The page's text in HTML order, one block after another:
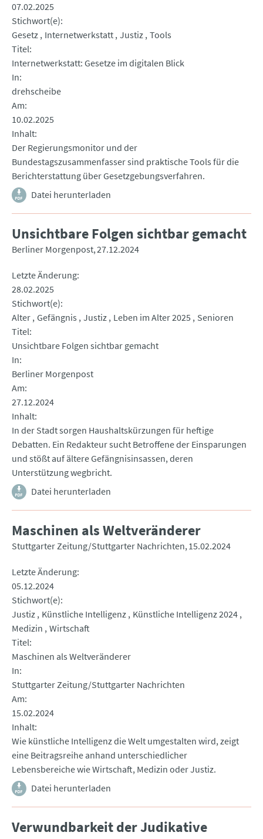
07.02.2025
Stichwort(e)
Gesetz Internetwerkstatt Justiz Tools
Titel
Internetwerkstatt: Gesetze im digitalen Blick
In
drehscheibe
Am
10.02.2025
Inhalt
Der Regierungsmonitor und der
Bundestagszusammenfasser sind praktische Tools für die
Berichterstattung über Gesetzgebungsverfahren.
Datei herunterladen
Unsichtbare Folgen sichtbar gemacht
Berliner Morgenpost 27.12.2024
Letzte Änderung
28.02.2025
Stichwort(e)
Alter Gefängnis Justiz Leben im Alter 2025
Senioren
Titel
Unsichtbare Folgen sichtbar gemacht
In
Berliner Morgenpost
Am
27.12.2024
Inhalt
In der Stadt sorgen Haushaltskürzungen für heftige
Debatten. Ein Redakteur sucht Betroffene der Einsparungen
und stößt auf ältere Gefängnisinsassen, deren
Unterstützung wegbricht.
Datei herunterladen
Maschinen als Weltveränderer
Stuttgarter Zeitung/Stuttgarter Nachrichten 15.02.2024
Letzte Änderung
05.12.2024
Stichwort(e)
Justiz Künstliche Intelligenz Künstliche Intelligenz 2024
Medizin Wirtschaft
Titel
Maschinen als Weltveränderer
In
Stuttgarter Zeitung/Stuttgarter Nachrichten
Am
15.02.2024
Inhalt
Wie künstliche Intelligenz die Welt umgestalten wird, zeigt
eine Beitragsreihe anhand unterschiedlicher
Lebensbereiche wie Wirtschaft, Medizin oder Justiz.
Datei herunterladen
Verwundbarkeit der Judikative